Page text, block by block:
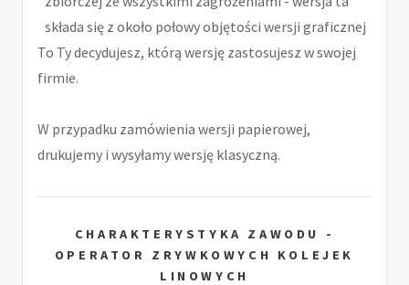
składa się z około połowy objętości wersji graficznej
To Ty decydujesz, którą wersję zastosujesz w swojej
firmie.
W przypadku zamówienia wersji papierowej,
drukujemy i wysyłamy wersję klasyczną.
CHARAKTERYSTYKA ZAWODU -
OPERATOR ZRYWKOWYCH KOLEJEK
LINOWYCH